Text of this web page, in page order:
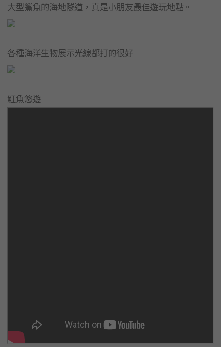
大型鯊魚的海地隧道，真是小朋友最佳遊玩地點。
各種海洋生物展示光線都打的很好
魟魚悠遊